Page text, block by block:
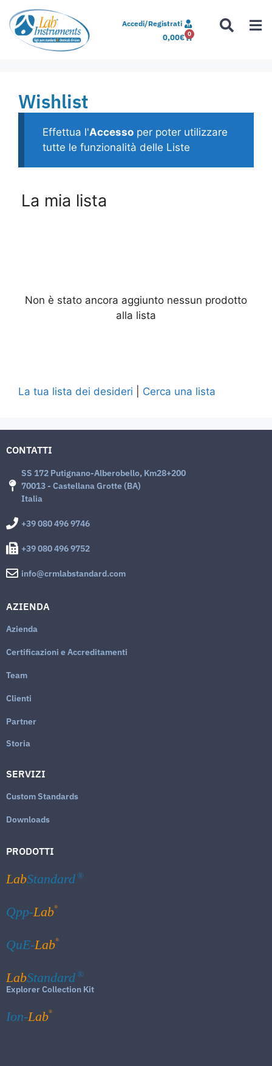
Accedi/Registrati
0,00€ 0
Wishlist
Effettua l'Accesso per poter utilizzare
tutte le funzionalità delle Liste
La mia lista
Non è stato ancora aggiunto nessun prodotto
alla lista
La tua lista dei desideri Cerca una lista
CONTATTI
SS 172 Putignano-Alberobello, Km28+200
70013 - Castellana Grotte (BA)
Italia
+39 080 496 9746
+39 080 496 9752
info@crmlabstandard.com
AZIENDA
Azienda
Certificazioni e Accreditamenti
Team
Clienti
Partner
Storia
SERVIZI
Custom Standards
Downloads
PRODOTTI
LabStandard ®
Qpp-Lab®
QuE-Lab®
LabStandard ®
Explorer Collection Kit
Ion-Lab®